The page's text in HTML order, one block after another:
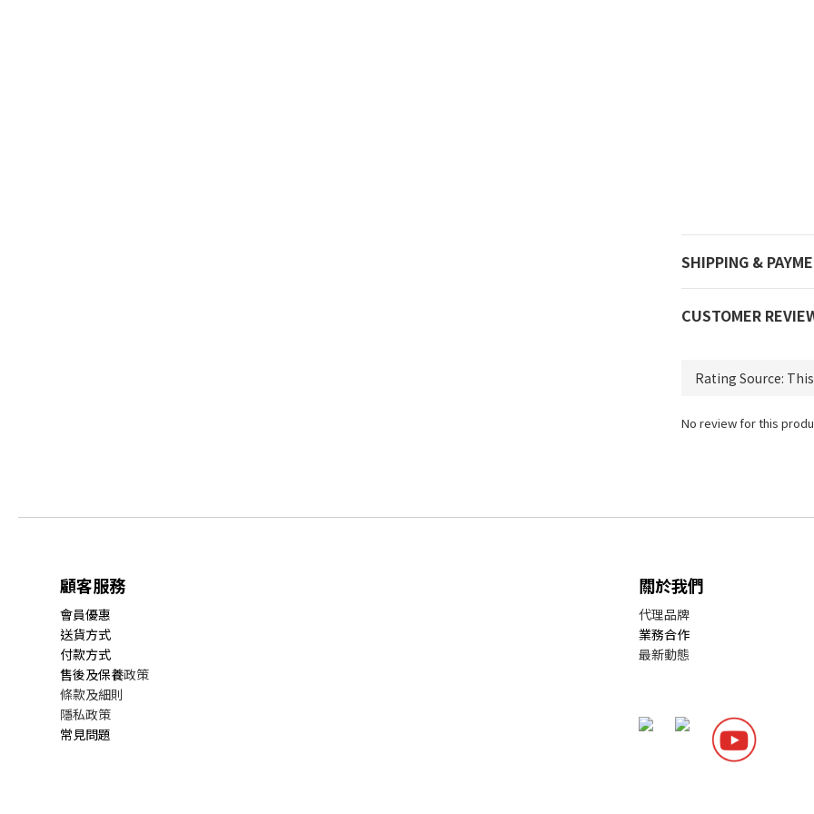
SHIPPING &
CUSTOMER
No review for this
顧客服務
會員優惠
送貨方式
付款方式
售後及保養政策
條款及細則
隱私政策
常見問題
關於我們
代理品牌
業務合作
最新動態